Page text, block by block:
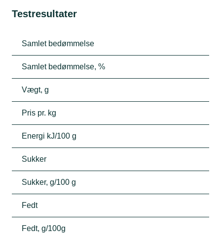
Testresultater
Samlet bedømmelse
Samlet bedømmelse, %
Vægt, g
Pris pr. kg
Energi kJ/100 g
Sukker
Sukker, g/100 g
Fedt
Fedt, g/100g